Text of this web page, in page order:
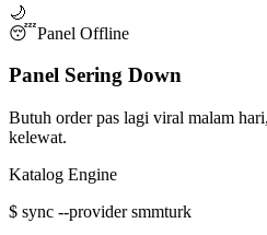
🌙
😴Panel Offline
Panel Sering Down
Butuh order pas lagi viral malam
kelewat.
Katalog Engine
$ sync --provider smmturk